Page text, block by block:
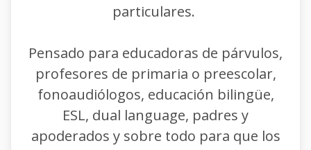
particulares.
Pensado para educadoras de párvulos,
profesores de primaria o preescolar,
fonoaudiólogos, educación bilingüe,
ESL, dual language, padres y
apoderados y sobre todo para que los